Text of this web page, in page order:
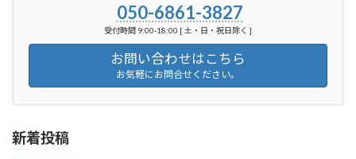
050-6861-3827
受付時間 9:00-18:00 [ 土・日・祝日除く ]
お問い合わせはこちら
お気軽にお問合せください。
新着投稿